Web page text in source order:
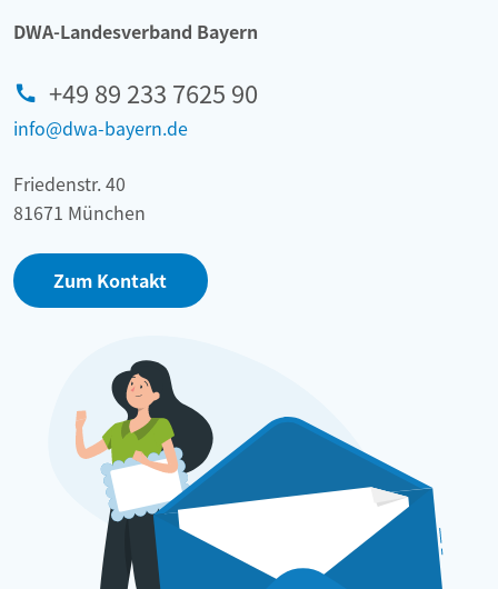
DWA-Landesverband Bayern
+49 89 233 7625 90
info@dwa-bayern.de
Friedenstr. 40
81671 München
Zum Kontakt